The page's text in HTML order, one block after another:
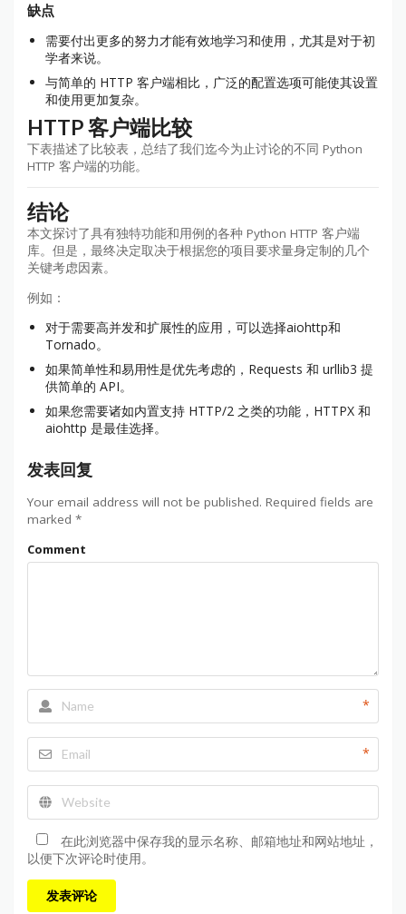
缺点
需要付出更多的努力才能有效地学习和使用，尤其是对于初
学者来说。
与简单的 HTTP 客户端相比，广泛的配置选项可能使其设置
和使用更加复杂。
HTTP 客户端比较
下表描述了比较表，总结了我们迄今为止讨论的不同 Python
HTTP 客户端的功能。
结论
本文探讨了具有独特功能和用例的各种 Python HTTP 客户端
库。但是，最终决定取决于根据您的项目要求量身定制的几个
关键考虑因素。
例如：
对于需要高并发和扩展性的应用，可以选择aiohttp和
Tornado。
如果简单性和易用性是优先考虑的，Requests 和 urllib3 提
供简单的 API。
如果您需要诸如内置支持 HTTP/2 之类的功能，HTTPX 和
aiohttp 是最佳选择。
发表回复
Your email address will not be published. Required fields are
marked *
Comment
*
*
在此浏览器中保存我的显示名称、邮箱地址和网站地址，
以便下次评论时使用。
发表评论